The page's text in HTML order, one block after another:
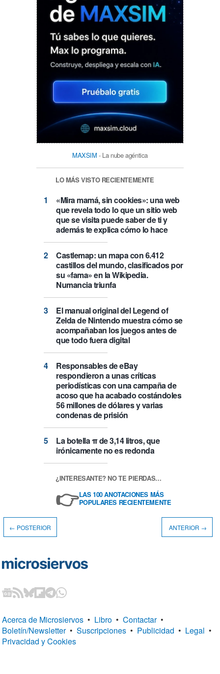
MAXSIM - La nube agéntica
LO MÁS VISTO RECIENTEMENTE
«Mira mamá, sin cookies»: una web
que revela todo lo que un sitio web
que se visita puede saber de ti y
además te explica cómo lo hace
Castlemap: un mapa con 6.412
castillos del mundo, clasificados por
su «fama» en la Wikipedia.
Numancia triunfa
El manual original del Legend of
Zelda de Nintendo muestra cómo se
acompañaban los juegos antes de
que todo fuera digital
Responsables de eBay
respondieron a unas críticas
periodísticas con una campaña de
acoso que ha acabado costándoles
56 millones de dólares y varias
condenas de prisión
La botella π de 3,14 litros, que
irónicamente no es redonda
¿INTERESANTE? NO TE PIERDAS…
👉LAS 100 ANOTACIONES MÁS
POPULARES RECIENTEMENTE
← POSTERIOR ANTERIOR →
Acerca de Microsiervos • Libro • Contactar •
Boletín/Newsletter • Suscripciones • Publicidad • Legal •
Privacidad y Cookies